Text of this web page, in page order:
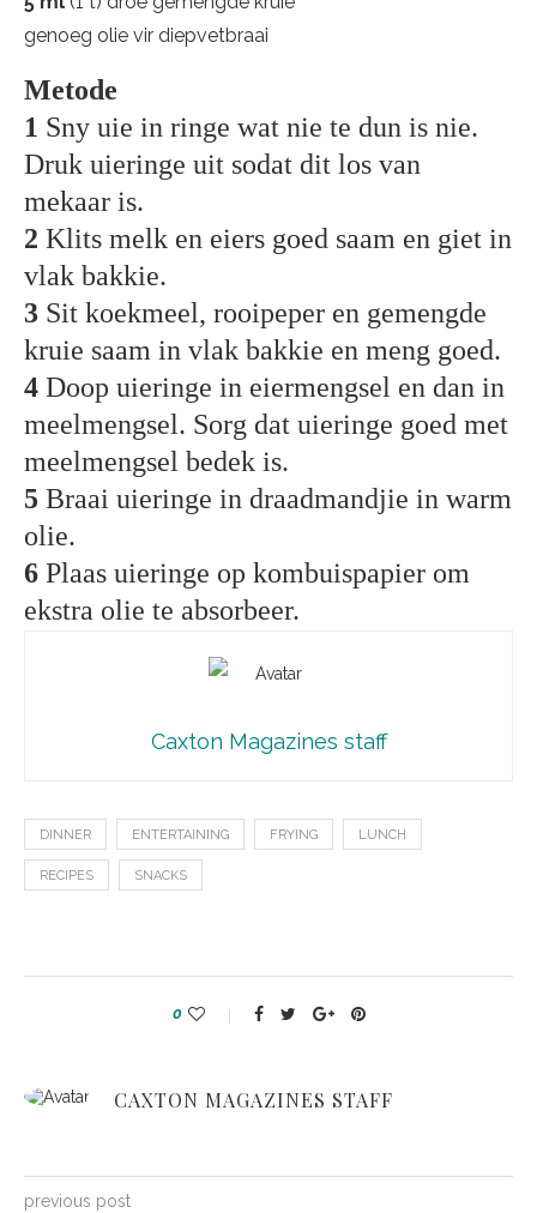
genoeg olie vir diepvetbraai
Metode
1 Sny uie in ringe wat nie te dun is nie.
Druk uieringe uit sodat dit los van
mekaar is.
2 Klits melk en eiers goed saam en giet in
vlak bakkie.
3 Sit koekmeel, rooipeper en gemengde
kruie saam in vlak bakkie en meng goed.
4 Doop uieringe in eiermengsel en dan in
meelmengsel. Sorg dat uieringe goed met
meelmengsel bedek is.
5 Braai uieringe in draadmandjie in warm
olie.
6 Plaas uieringe op kombuispapier om
ekstra olie te absorbeer.
Caxton Magazines staff
DINNER ENTERTAINING FRYING LUNCH
RECIPES SNACKS
0
CAXTON MAGAZINES STAFF
previous post